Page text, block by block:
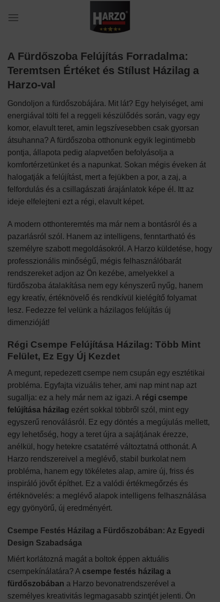
A Fürdőszoba Felújítás Forradalma:
Teremtsen Értéket és Stílust Házilag a
Harzo-val
Gondoljon a fürdőszobájára. Mit lát? Egy helyiséget, ami
energiával tölti fel a reggeli készülődés során, vagy egy
komor, elavult teret, amin legszívesebben csak gyorsan
átsuhanna? A fürdőszoba otthonunk egyik legintimebb
pontja, állapota pedig alapvetően befolyásolja a
komfortérzetünket és a napunkat. Sokan mégis éveken át
halogatják a felújítást, mert a fejükben a por, a zaj, a
felfordulás és a csillagászati árajánlatok képe él. Itt az
ideje elfelejteni ezt a régi, elavult képet.
A modern otthonteremtés ma már nem a bontásról és a
pazarlásról szól. Hanem az intelligens, fenntartható és
személyre szabott megoldásokról. A Harzo küldetése, hogy
professzionális minőségű, mégis felhasználóbarát
rendszereket adjon az Ön kezébe, amelyekkel a
fürdőszoba átalakítása nem egy kényszerű nyűg, hanem
egy kreatív, értéknövelő és rendkívül kielégítő folyamat
lesz. Fedezze fel velünk a házilagos felújítás új
dimenzióját!
Régi Csempe Felújítása Házilag: Több Mint
Felület, Ez Egy Új Kezdet
A megunt, repedezett csempe nem csupán egy esztétikai
probléma. Egyfajta vizuális teher, ami nap mint nap azt
sugallja: ez a hely már nem az igazi. A régi csempe
felújítása házilag ezért sokkal többről szól, mint egy
egyszerű renoválásról. Ez egy döntés a megújulás mellett,
egy lehetőség, hogy a teret újra a sajátjának érezze,
anélkül, hogy hetekre csatatérré változtatná otthonát. A
Harzo rendszereivel a meglévő, stabil burkolat nem
probléma, hanem egy tökéletes alap, amire új, friss és
inspiráló jövőt építhet. Ez a valódi értékmegőrzés és
értéknövelés: a meglévő alapok intelligens felhasználása
egy gyönyörű, új eredményért.
Csempe Festés Házilag a Fürdőszobában: Az Egyedi
Design Szabadsága
Miért korlátozná magát a boltok éppen aktuális
csempekínálatára? A csempe festés házilag a
fürdőszobában a Harzo bevonatrendszerével a
személyes kreativitás legmagasabb szintjét jelenti. Ön